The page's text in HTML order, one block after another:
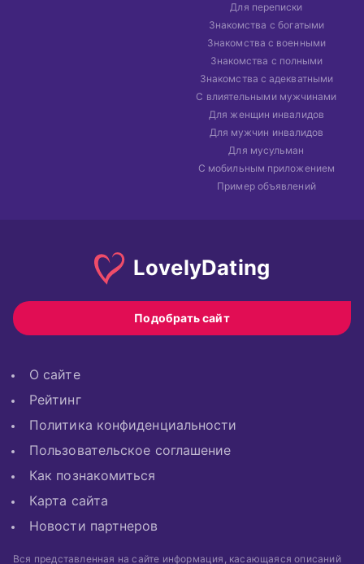
Для переписки
Знакомства с богатыми
Знакомства с военными
Знакомства с полными
Знакомства с адекватными
С влиятельными мужчинами
Для женщин инвалидов
Для мужчин инвалидов
Для мусульман
С мобильным приложением
Пример объявлений
LovelyDating
Подобрать сайт
О сайте
Рейтинг
Политика конфиденциальности
Пользовательское соглашение
Как познакомиться
Карта сайта
Новости партнеров
Вся представленная на сайте информация, касающаяся описаний